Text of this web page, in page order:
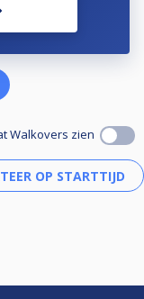
Walkovers zien